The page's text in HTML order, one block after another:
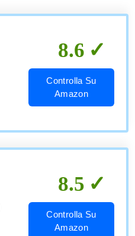
8.6
Controlla Su
Amazon
8.5
Controlla Su
Amazon